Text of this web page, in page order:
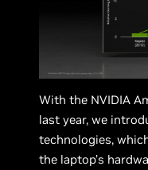
With the NVIDIA
last year, we
technologies,
the laptop’s